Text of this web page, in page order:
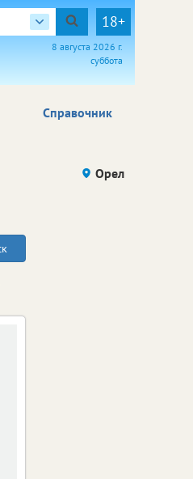
18+
8 августа 2026 г.
суббота
Справочник
Орел